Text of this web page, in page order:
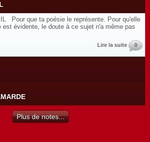
Pour que ta poésie le représente. Pour qu'elle
évidente, le doute à ce sujet n'a même pas
Lire la suite 0
Plus de notes...